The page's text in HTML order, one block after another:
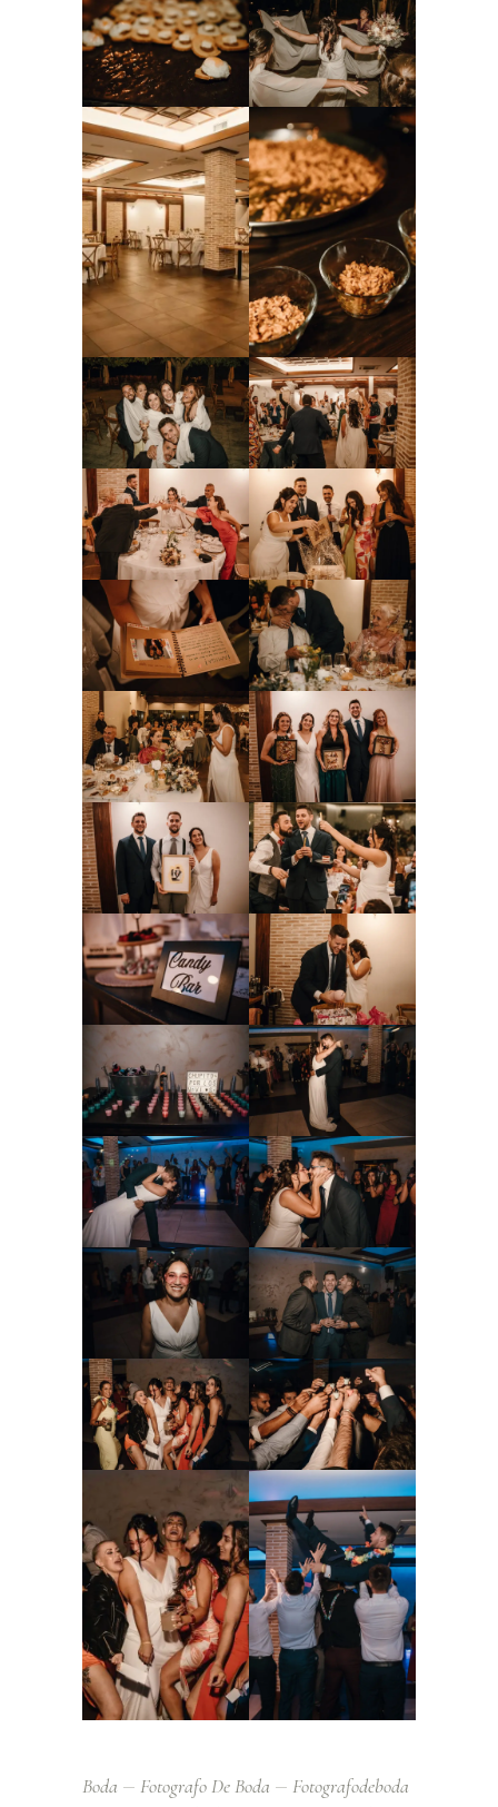
Boda Fotografo De Boda
Fotografodeboda